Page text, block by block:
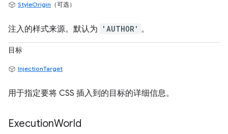
StyleOrigin （可选）
注入的样式来源。默认为 'AUTHOR' 。
目标
InjectionTarget
用于指定要将 CSS 插入到的目标的详细信息。
ExecutionWorld